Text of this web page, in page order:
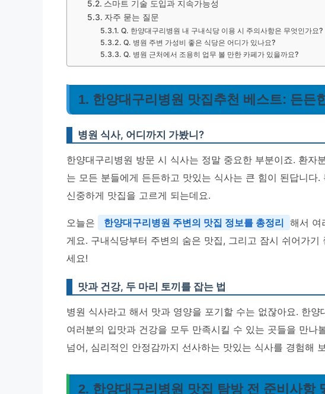
스마트 기술 도입과 지속가능성
자주 묻는 질문
Q. 한양대구리병원 내 구내식당 이용 시 주의사항은 무엇인가요?
Q. 병원 주변 가성비 좋은 식당은 어디가 있나요?
Q. 병원 근처에서 조용히 업무 볼 만한 카페가 있을까요?
1. 한양대구리병원 맛집추천 베스트: 든든
병원 식사, 어디까지 가봤니?
한양대구리병원 방문 시 식사는 정말 중요한 부분이죠. 환자
는 모든 분들에게 든든하고 맛있는 식사는 큰 힘이 된답니다
신중하게 맛집을 고르게 되는데요.
오늘은 한양대구리병원 주변의 맛집 정보를 총정리 해서 여
게요. 구내식당부터 주변의 숨은 맛집, 그리고 잠시 쉬어가
세요!
맛과 건강, 두 마리 토끼를 잡는 법
병원 식사라고 해서 맛과 영양을 포기할 수는 없잖아요. 한
여러분의 입맛과 건강을 모두 만족시킬 수 있는 곳들을 만나
넘어, 심리적인 안정감까지 선사하는 맛있는 식사를 경험해
2. 한양대구리병원 맛집 탐방 전 준비사항